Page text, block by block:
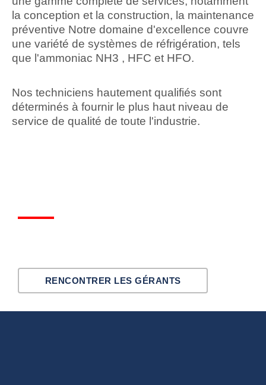
la conception et la construction, la maintenance
préventive Notre domaine d'excellence couvre
une variété de systèmes de réfrigération, tels
que l'ammoniac NH3 , HFC et HFO.
Nos techniciens hautement qualifiés sont
déterminés à fournir le plus haut niveau de
service de qualité de toute l'industrie.
RENCONTRER LES GÉRANTS